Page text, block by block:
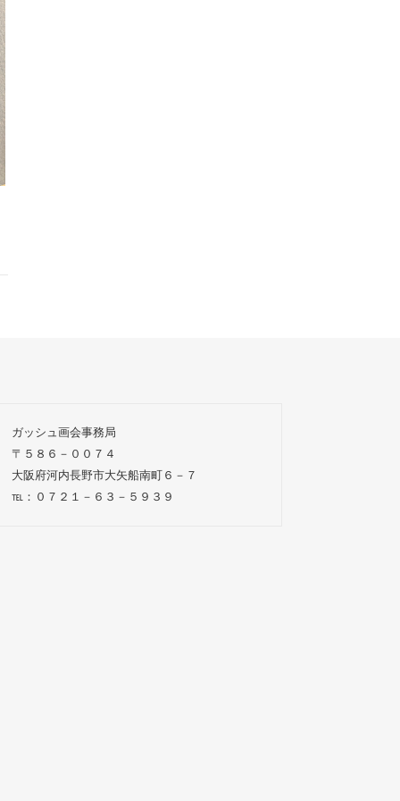
ガッシュ画会事務局
〒５８６－００７４
大阪府河内長野市大矢船南町６－７
℡：０７２１－６３－５９３９